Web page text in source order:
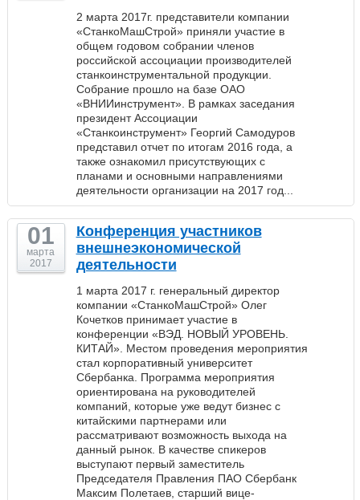
2 марта 2017г. представители компании
«СтанкоМашСтрой» приняли участие в
общем годовом собрании членов
российской ассоциации производителей
станкоинструментальной продукции.
Собрание прошло на базе ОАО
«ВНИИинструмент». В рамках заседания
президент Ассоциации
«Станкоинструмент» Георгий Самодуров
представил отчет по итогам 2016 года, а
также ознакомил присутствующих с
планами и основными направлениями
деятельности организации на 2017 год...
01
марта
2017
Конференция участников
внешнеэкономической
деятельности
1 марта 2017 г. генеральный директор
компании «СтанкоМашСтрой» Олег
Кочетков принимает участие в
конференции «ВЭД. НОВЫЙ УРОВЕНЬ.
КИТАЙ». Местом проведения мероприятия
стал корпоративный университет
Сбербанка. Программа мероприятия
ориентирована на руководителей
компаний, которые уже ведут бизнес с
китайскими партнерами или
рассматривают возможность выхода на
данный рынок. В качестве спикеров
выступают первый заместитель
Председателя Правления ПАО Сбербанк
Максим Полетаев, старший вице-